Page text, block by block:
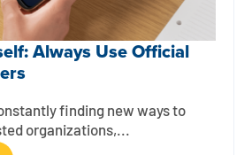
Always Use Official
finding new ways to
organizations,...